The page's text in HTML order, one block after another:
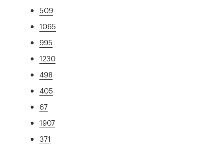
509
1065
995
1230
498
405
67
1907
371